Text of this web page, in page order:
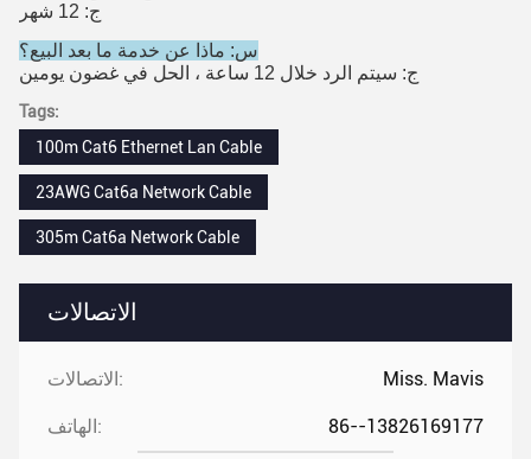
الاتصالات
الاتصالات: Miss. Mavis
الهاتف: 86--13826169177
ج: 12 شهر
س: ماذا عن خدمة ما بعد البيع؟
ج: سيتم الرد خلال 12 ساعة ، الحل في غضون يومين
Tags:
100m Cat6 Ethernet Lan Cable
23AWG Cat6a Network Cable
305m Cat6a Network Cable